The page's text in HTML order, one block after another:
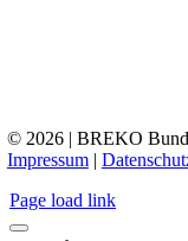
© 2026 | BREKO
Impressum|
Page load link